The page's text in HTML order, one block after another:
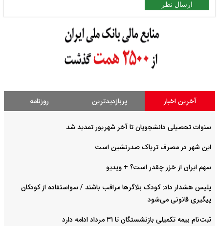
ارسال نظر
آخرین اخبار پربازدیدترین روزنامه
سنوات تحصیلی دانشجویان تا آخر شهریور تمدید شد
این شهر در مصرف تریاک صدرنشین است
سهم ایران از خزر چقدر است؟ + ویدیو
پلیس هشدار داد: کودک بلاگرها مراقب باشند / سواستفاده از کودکان
پیگیری قانونی می‌شود
ثبت‌نام بیمه تکمیلی بازنشستگان تا ۳۱ مرداد ادامه دارد